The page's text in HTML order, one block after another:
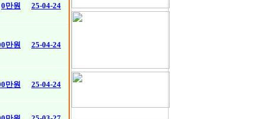
0만원 25-04-24
만원 25-04-24
만원 25-04-24